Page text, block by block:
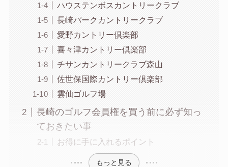
ハウステンボスカントリークラブ
長崎パークカントリークラブ
愛野カントリー倶楽部
喜々津カントリー倶楽部
チサンカントリークラブ森山
佐世保国際カントリー倶楽部
雲仙ゴルフ場
長崎のゴルフ会員権を買う前に必ず知っ
ておきたい事
お得に手に入れるポイント
もっと見る